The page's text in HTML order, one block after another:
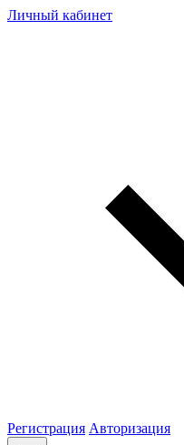
Личный кабинет
Регистрация Авторизация